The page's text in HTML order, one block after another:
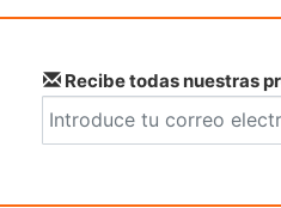
Recibe todas nuestras